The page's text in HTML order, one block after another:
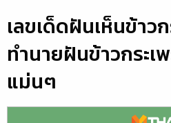
เลขเด็ดฝันเห็นข้าว
ทำนายฝันข้าวกระเ
แม่นๆ